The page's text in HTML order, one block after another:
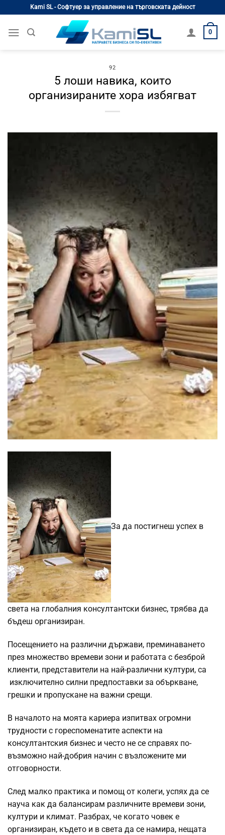
content
Kami SL - Софтуер за управление на търговската дейност
0
92
5 лоши навика, които
организираните хора избягват
За да постигнеш успех в
света на глобалния консултантски бизнес, трябва да
бъдеш организиран.
Посещението на различни държави, преминаването
през множество времеви зони и работата с безброй
клиенти, представители на най-различни култури, са
изключително силни предпоставки за объркване,
грешки и пропускане на важни срещи.
В началото на моята кариера изпитвах огромни
трудности с гореспоменатите аспекти на
консултантския бизнес и често не се справях по-
възможно най-добрия начин с възложените ми
отговорности.
След малко практика и помощ от колеги, успях да се
науча как да балансирам различните времеви зони,
култури и климат. Разбрах, че когато човек е
организиран, където и в света да се намира, нещата